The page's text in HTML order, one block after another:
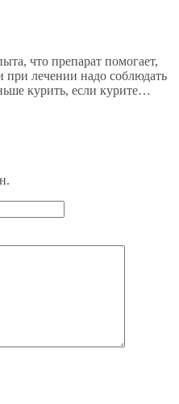
что препарат помогает,
лечении надо соблюдать
курить, если курите…